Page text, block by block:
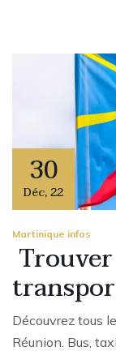
30
Déc,22
Martinique infos
Découvrez tous
Réunion. Bus,